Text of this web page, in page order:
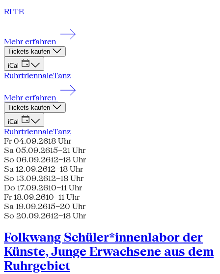
RI TE
Mehr erfahren
Tickets kaufen
iCal
RuhrtriennaleTanz
Mehr erfahren
Tickets kaufen
iCal
RuhrtriennaleTanz
Fr 04.09.2618 Uhr
Sa 05.09.2615–21 Uhr
So 06.09.2612–18 Uhr
Sa 12.09.2612–18 Uhr
So 13.09.2612–18 Uhr
Do 17.09.2610–11 Uhr
Fr 18.09.2610–11 Uhr
Sa 19.09.2615–20 Uhr
So 20.09.2612–18 Uhr
Folkwang Schüler*innenlabor der
Künste, Junge Erwachsene aus dem
Ruhrgebiet